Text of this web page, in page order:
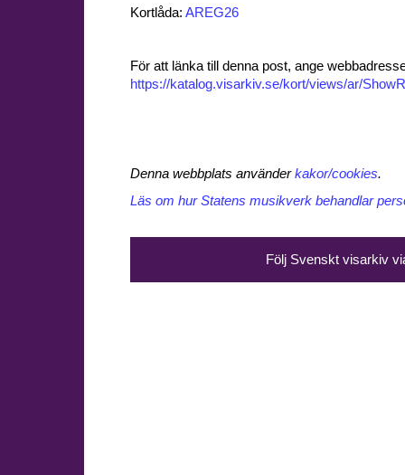
Kortlåda: AREG26
För att länka till denna post, ange
https://katalog.visarkiv.se/kort/views/ar/
Denna webbplats använderkakor/cookies.
Läs om hur Statens musikverk behandlar
Följ Svenskt visarkiv